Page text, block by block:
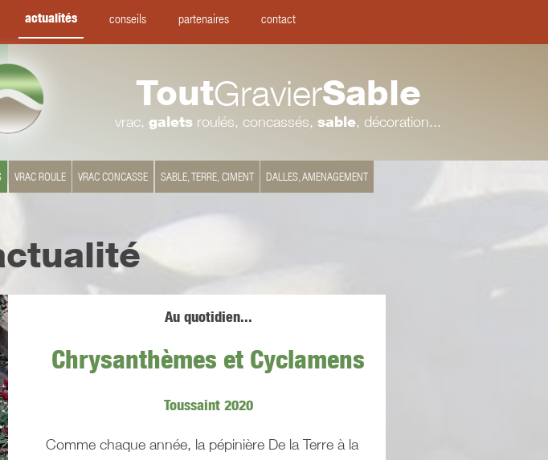
actualités conseils partenaires contact
ToutGravierSable
vrac, galets roulés, concassés, sable, décoration...
VRAC ROULE VRAC CONCASSE SABLE, TERRE, CIMENT DALLES, AMENAGEMENT
Au quotidien...
Chrysanthèmes et Cyclamens
Toussaint 2020
Comme chaque année, la pépinière De la Terre à la